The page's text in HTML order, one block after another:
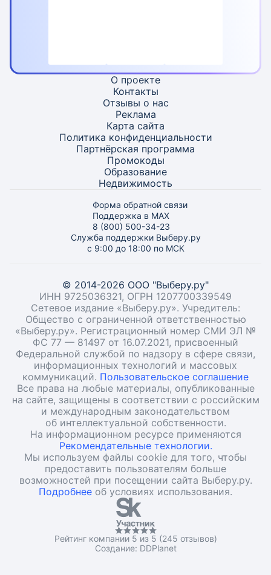
О проекте
Контакты
Отзывы о нас
Реклама
Карта сайта
Политика конфиденциальности
Партнёрская программа
Промокоды
Образование
Недвижимость
Форма обратной связи
Поддержка в MAX
8 (800) 500-34-23
Служба поддержки Выберу.ру
с 9:00 до 18:00 по МСК
© 2014-2026 ООО "Выберу.ру"
ИНН 9725036321, ОГРН 1207700339549
Сетевое издание «Выберу.ру». Учредитель:
Общество с ограниченной ответственностью
«Выберу.ру». Регистрационный номер СМИ ЭЛ №
ФС 77 — 81497 от 16.07.2021, присвоенный
Федеральной службой по надзору в сфере связи,
информационных технологий и массовых
коммуникаций. Пользовательское соглашение
Все права на любые материалы, опубликованные
на сайте, защищены в соответствии с российским
и международным законодательством
об интеллектуальной собственности.
На информационном ресурсе применяются
Рекомендательные технологии.
Мы используем файлы cookie для того, чтобы
предоставить пользователям больше
возможностей при посещении сайта Выберу.ру.
Подробнее об условиях использования.
Рейтинг компании 5 из 5 (245 отзывов)
Создание: DDPlanet